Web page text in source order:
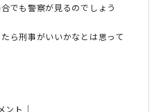
でも警察が見るのでしょう
ら刑事がいいかなとは思って
ント｜